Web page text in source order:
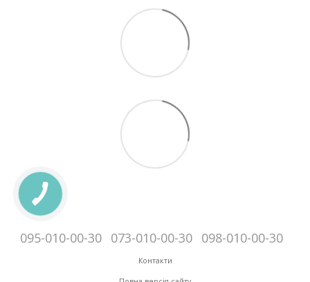
095-010-00-30 073-010-00-30 098-010-00-30
Контакти